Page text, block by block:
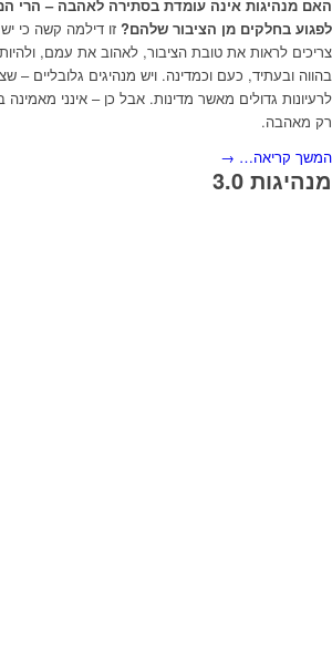
האם מנהיגות אינה עומדת בסתירה לאהבה – הרי
לפגוע בחלקים מן הציבור שלהם? זו דילמה קשה כי
צריכים לראות את טובת הציבור, לאהוב את עמם,
בהווה ובעתיד, כעם וכמדינה. ויש מנהיגים גלובליים –
לרעיונות גדולים מאשר מדינות. אבל כן – אינני
רק מאהבה.
המשך קריאה… →
מנהיגות 3.0